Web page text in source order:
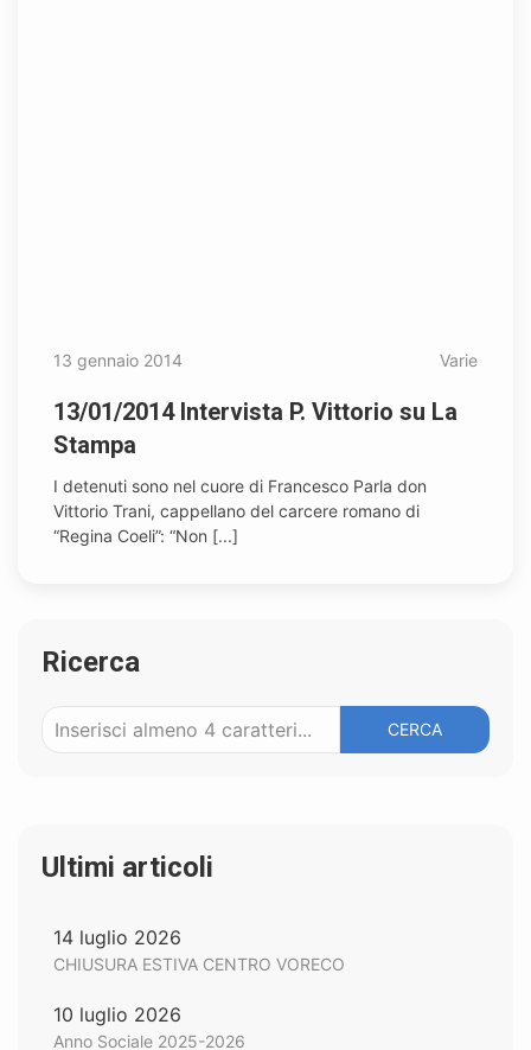
13 gennaio 2014 Varie
13/01/2014 Intervista P. Vittorio su La
Stampa
I detenuti sono nel cuore di Francesco Parla don
Vittorio Trani, cappellano del carcere romano di
“Regina Coeli”: “Non [...]
Ricerca
CERCA
Ultimi articoli
14 luglio 2026
CHIUSURA ESTIVA CENTRO VORECO
10 luglio 2026
Anno Sociale 2025-2026